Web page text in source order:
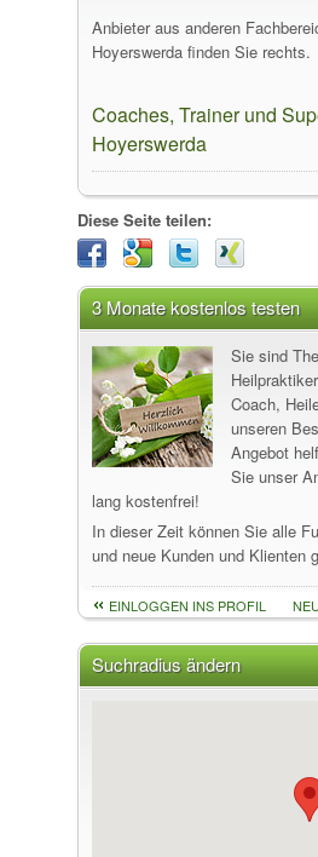
Anbieter aus anderen
Hoyerswerda finden Sie rechts.
Coaches, Trainer und
Hoyerswerda
Diese Seite teilen:
3 Monate kostenlos testen
Sie sind
Coach,
unseren
Angebot
Sie unser
lang kostenfrei!
In dieser Zeit können Sie alle
und neue Kunden und Klienten
EINLOGGEN INS PROFIL
Suchradius ändern